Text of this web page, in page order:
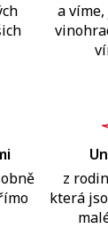
a
z
která